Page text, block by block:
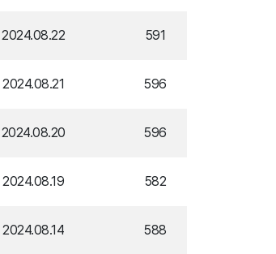
2024.08.22 591
2024.08.21 596
2024.08.20 596
2024.08.19 582
2024.08.14 588